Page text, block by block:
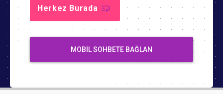
Herkez Burada
MOBIL SOHBETE BAĞLAN